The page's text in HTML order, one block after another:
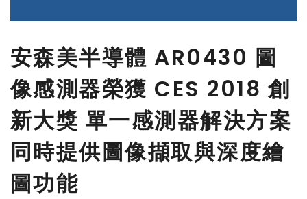
安森美半導體 AR0430 圖
像感測器榮獲 CES 2018 創
新大獎 單一感測器解決方案
同時提供圖像擷取與深度繪
圖功能